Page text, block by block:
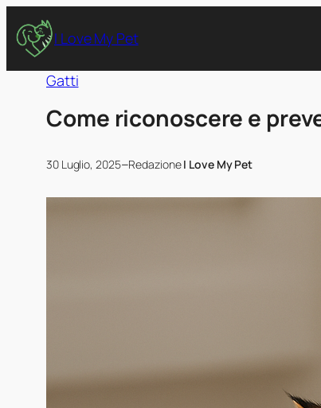
I Love My Pet
Gatti
Come riconoscere e
30 Luglio, 2025–RedazioneI Love My Pet